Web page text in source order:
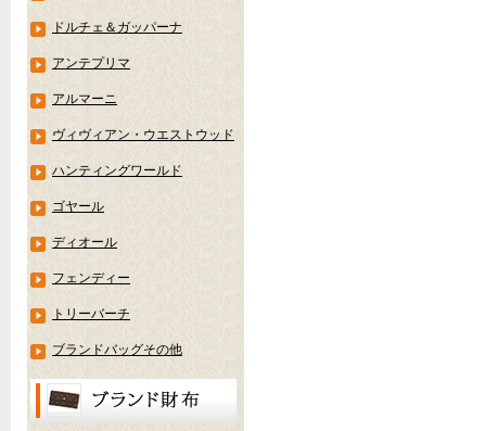
ドルチェ＆ガッパーナ
アンテプリマ
アルマーニ
ヴィヴィアン・ウエストウッド
ハンティングワールド
ゴヤール
ディオール
フェンディー
トリーバーチ
ブランドバッグその他